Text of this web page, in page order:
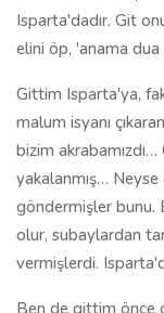
vermişlerdi.
Ben de gittim önce
götürüyordu. Fakat
sonradan, bir sene
münafıkane,
aldatıyordu ki… Bir
altında kaldığım
Nur talebelerine
"Aman ha, sakın